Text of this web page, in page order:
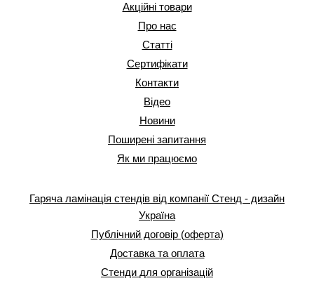
Акційні товари
Про нас
Статті
Сертифікати
Контакти
Відео
Новини
Поширені запитання
Як ми працюємо
Гаряча ламінація стендів від компанії Стенд - дизайн
Україна
Публічний договір (оферта)
Доставка та оплата
Стенди для організацій